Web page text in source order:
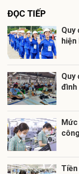
ĐỌC TIẾP
Quy
Quy
đình